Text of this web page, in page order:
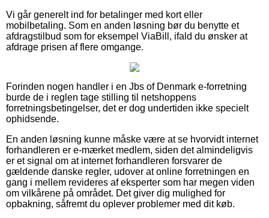
Vi går generelt ind for betalinger med kort eller
mobilbetaling. Som en anden løsning bør du benytte et
afdragstilbud som for eksempel ViaBill, ifald du ønsker at
afdrage prisen af flere omgange.
Forinden nogen handler i en Jbs of Denmark e-forretning
burde de i reglen tage stilling til netshoppens
forretningsbetingelser, det er dog undertiden ikke specielt
ophidsende.
En anden løsning kunne måske være at se hvorvidt internet
forhandleren er e-mærket medlem, siden det almindeligvis
er et signal om at internet forhandleren forsvarer de
gældende danske regler, udover at online forretningen en
gang i mellem revideres af eksperter som har megen viden
om vilkårene på området. Det giver dig mulighed for
opbakning, såfremt du oplever problemer med dit køb.